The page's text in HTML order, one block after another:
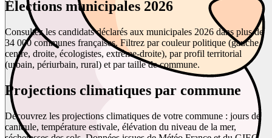
Élections municipales 2026
Consultez les candidats déclarés aux municipales 2026 dans plus de
34 000 communes françaises. Filtrez par couleur politique (gauche,
centre, droite, écologistes, extrême-droite), par profil territorial
(urbain, périurbain, rural) et par taille de commune.
Projections climatiques par commune
Découvrez les projections climatiques de votre commune : jours de
canicule, température estivale, élévation du niveau de la mer,